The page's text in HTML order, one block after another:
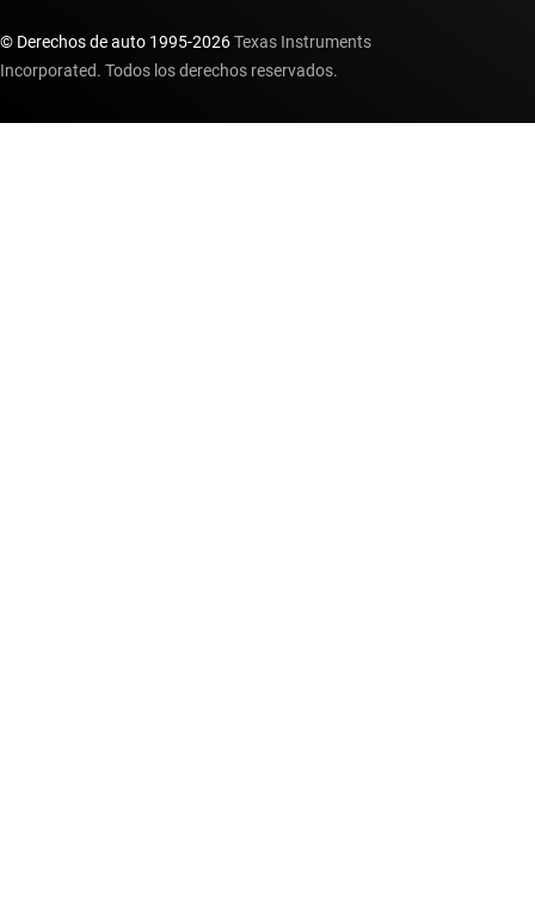
© Derechos de auto 1995-2026Texas Instruments
Incorporated. Todos los derechos reservados.